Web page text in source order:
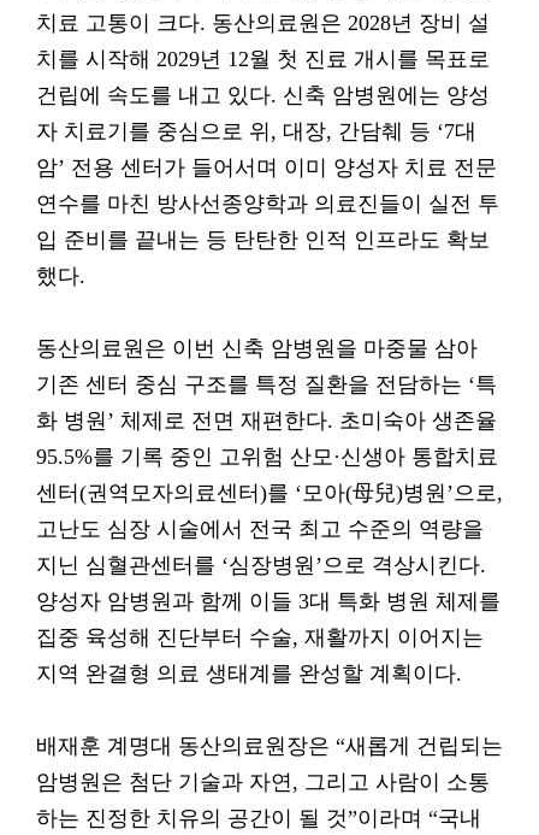
치료 고통이 크다. 동산의료원은 2028년 장비 설
치를 시작해 2029년 12월 첫 진료 개시를 목표로
건립에 속도를 내고 있다. 신축 암병원에는 양성
자 치료기를 중심으로 위, 대장, 간담췌 등 ‘7대
암’ 전용 센터가 들어서며 이미 양성자 치료 전문
연수를 마친 방사선종양학과 의료진들이 실전 투
입 준비를 끝내는 등 탄탄한 인적 인프라도 확보
했다.
동산의료원은 이번 신축 암병원을 마중물 삼아
기존 센터 중심 구조를 특정 질환을 전담하는 ‘특
화 병원’ 체제로 전면 재편한다. 초미숙아 생존율
95.5%를 기록 중인 고위험 산모·신생아 통합치료
센터(권역모자의료센터)를 ‘모아(母兒)병원’으로,
고난도 심장 시술에서 전국 최고 수준의 역량을
지닌 심혈관센터를 ‘심장병원’으로 격상시킨다.
양성자 암병원과 함께 이들 3대 특화 병원 체제를
집중 육성해 진단부터 수술, 재활까지 이어지는
지역 완결형 의료 생태계를 완성할 계획이다.
배재훈 계명대 동산의료원장은 “새롭게 건립되는
암병원은 첨단 기술과 자연, 그리고 사람이 소통
하는 진정한 치유의 공간이 될 것”이라며 “국내